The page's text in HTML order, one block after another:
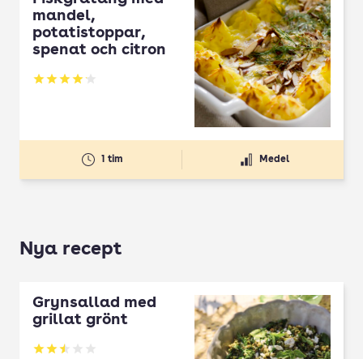
mandel,
potatistoppar,
spenat och citron
Betyg: 4.11 av 5
1 tim Medel
Nya recept
Grynsallad med
grillat grönt